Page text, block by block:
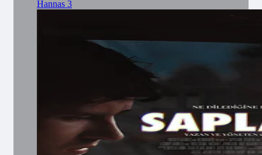
Hannas 3